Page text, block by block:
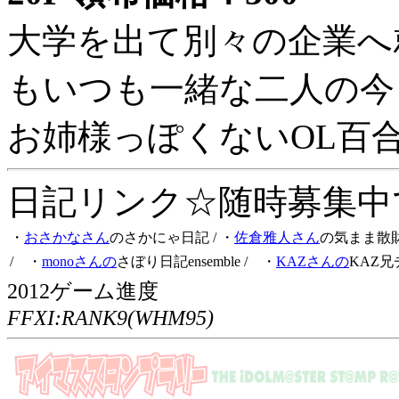
大学を出て別々の企業
もいつも一緒な二人の
お姉様っぽくないOL百
日記リンク☆随時募集
・ おさかなさんのさかにゃ日記 / ・ 佐倉雅人さんの気まま散
/ ・ monoさんのさぼり日記ensemble / ・ KAZさんのKAZ兄
2012ゲーム進度
FFXI:RANK9(WHM95)